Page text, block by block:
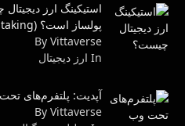
استیکینگ ارز
پولساز است؟ (crypto Staking)
By Vittaverse
In ارز دیجیتال
آپدیت: پلتفرم‌های
By Vittaverse